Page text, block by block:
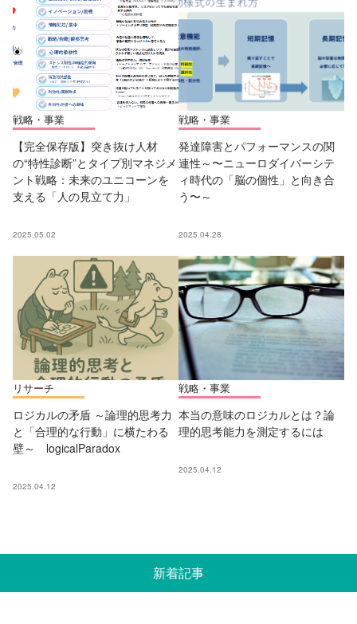
戦略・事業
【完全保存版】突き抜け人材
の“特性診断”とタイプ別マネジメ
ント戦略：未来のユニコーンを
支える「人の見立て力」
2025.05.02
戦略・事業
発達障害とパフォーマンスの関
連性～〜ニューロダイバーシテ
ィ時代の「脳の個性」と向き合
う〜～
2025.04.28
リサーチ
ロジカルの矛盾 ～論理的思考力
と「合理的な行動」に横たわる
壁～ logicalParadox
2025.04.12
戦略・事業
本当の意味のロジカルとは？論
理的思考能力を測定するには
2025.04.12
新着記事